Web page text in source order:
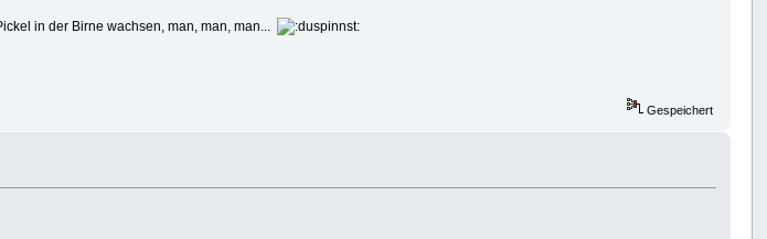
in der Birne wachsen, man, man, man...
Gespeichert